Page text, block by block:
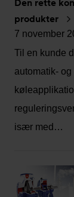
Den rette
produkter
7 november
Til en kunde
automatik-
især med…